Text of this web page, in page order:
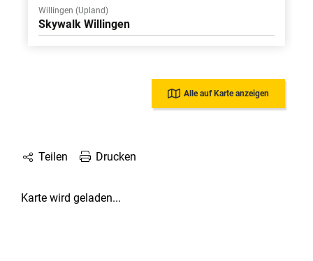
Willingen (Upland)
Skywalk Willingen
Alle auf Karte anzeigen
Teilen Drucken
Karte wird geladen...